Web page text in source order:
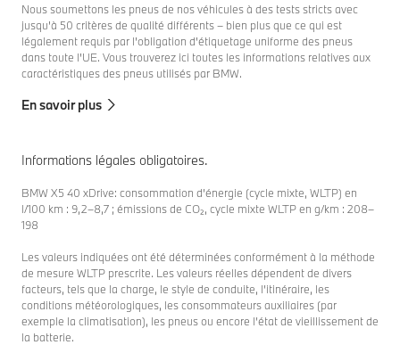
Nous soumettons les pneus de nos véhicules à des tests stricts avec
jusqu'à 50 critères de qualité différents – bien plus que ce qui est
légalement requis par l'obligation d'étiquetage uniforme des pneus
dans toute l'UE. Vous trouverez ici toutes les informations relatives aux
caractéristiques des pneus utilisés par BMW.
En savoir plus
Informations légales obligatoires.
BMW X5 40 xDrive: consommation d’énergie (cycle mixte, WLTP) en
l/100 km : 9,2–8,7 ; émissions de CO₂, cycle mixte WLTP en g/km : 208–
198
Les valeurs indiquées ont été déterminées conformément à la méthode
de mesure WLTP prescrite. Les valeurs réelles dépendent de divers
facteurs, tels que la charge, le style de conduite, l’itinéraire, les
conditions météorologiques, les consommateurs auxiliaires (par
exemple la climatisation), les pneus ou encore l’état de vieillissement de
la batterie.